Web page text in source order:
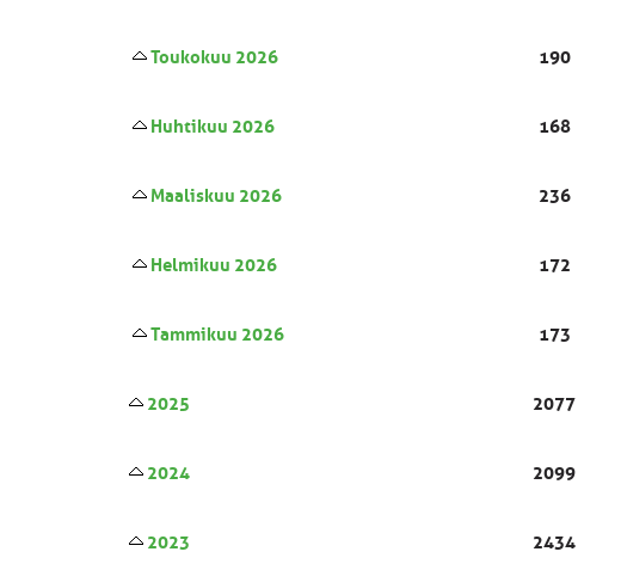
Toukokuu 2026 190
Huhtikuu 2026 168
Maaliskuu 2026 236
Helmikuu 2026 172
Tammikuu 2026 173
2025 2077
2024 2099
2023 2434